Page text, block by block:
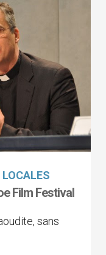
Film Festival
sans